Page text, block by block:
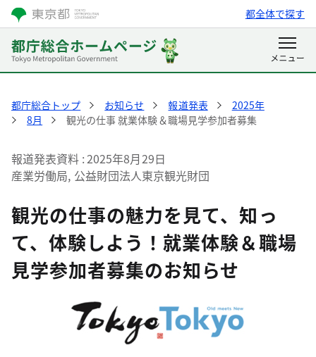
都全体で探す
都庁総合トップ お知らせ 報道発表
2025年
8月
観光の仕事 就業体験＆職場見学参加者募集
報道発表資料 2025年8月29日
産業労働局, 公益財団法人東京観光財団
観光の仕事の魅力を見て、知っ
て、体験しよう！就業体験＆職場
見学参加者募集のお知らせ